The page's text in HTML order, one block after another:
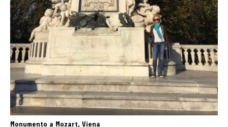
Monumento a Mozart, Viena